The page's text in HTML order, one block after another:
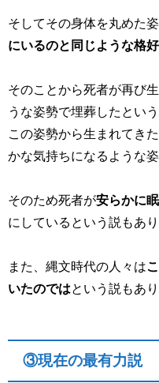
そしてその身体を丸めた
にいるのと同じような格好
そのことから死者が再び
うな姿勢で埋葬したとい
この姿勢から生まれてき
かな気持ちになるような
そのため死者が安らかに
にしているという説もあり
また、縄文時代の人々は
いたのでは という説もあり
③現在の最有力説